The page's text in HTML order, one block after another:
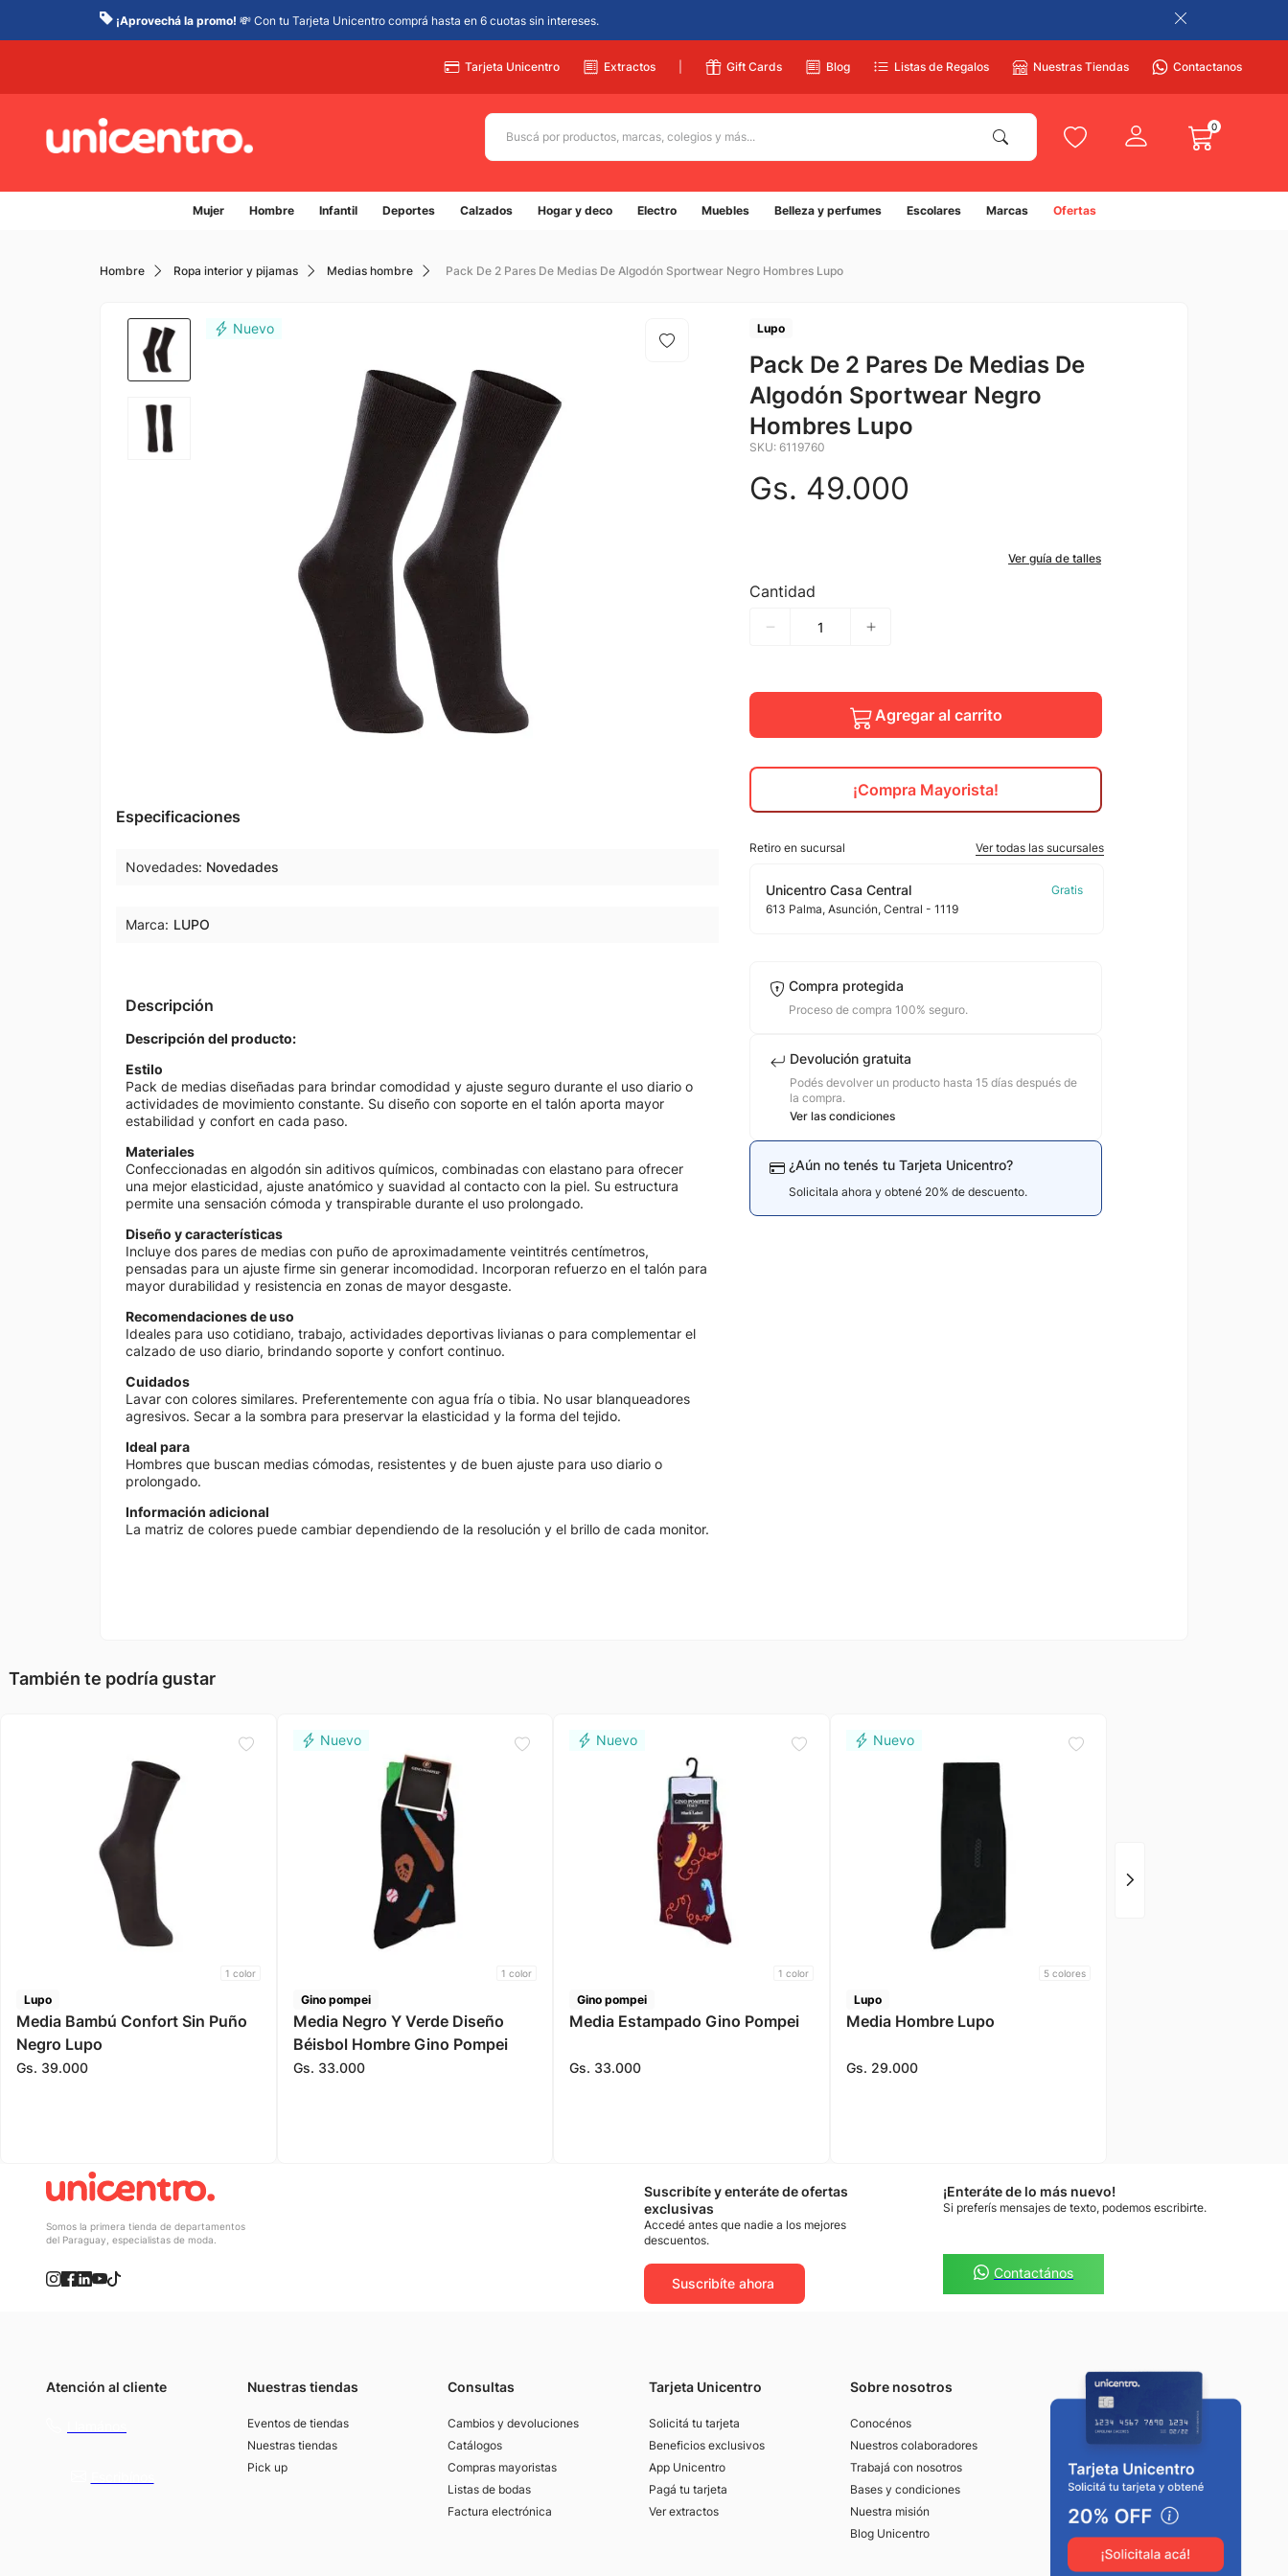
¡Aprovechá la promo! 💸 Con tu Tarjeta Unicentro comprá hasta en 6 cuotas sin intereses.
Tarjeta Unicentro Extractos Gift Cards Blog Listas de Regalos Nuestras Tiendas Contactanos
Buscá por productos, marcas, colegios y más... 0
Mujer Hombre Infantil Deportes Calzados Hogar y deco Electro Muebles Belleza y perfumes Escolares Marcas Ofertas
Hombre Ropa interior y pijamas Medias​ hombre Pack De 2 Pares De Medias De Algodón Sportwear Negro Hombres Lupo
Especificaciones
Novedades Novedades
Marca: LUPO
Descripción
Descripción del producto:
Estilo
Pack de medias diseñadas para brindar comodidad y ajuste seguro durante el uso diario o
actividades de movimiento constante. Su diseño con soporte en el talón aporta mayor
estabilidad y confort en cada paso.
Materiales
Confeccionadas en algodón sin aditivos químicos, combinadas con elastano para ofrecer
una mejor elasticidad, ajuste anatómico y suavidad al contacto con la piel. Su estructura
permite una sensación cómoda y transpirable durante el uso prolongado.
Diseño y características
Incluye dos pares de medias con puño de aproximadamente veintitrés centímetros,
pensadas para un ajuste firme sin generar incomodidad. Incorporan refuerzo en el talón para
mayor durabilidad y resistencia en zonas de mayor desgaste.
Recomendaciones de uso
Ideales para uso cotidiano, trabajo, actividades deportivas livianas o para complementar el
calzado de uso diario, brindando soporte y confort continuo.
Cuidados
Lavar con colores similares. Preferentemente con agua fría o tibia. No usar blanqueadores
agresivos. Secar a la sombra para preservar la elasticidad y la forma del tejido.
Ideal para
Hombres que buscan medias cómodas, resistentes y de buen ajuste para uso diario o
prolongado.
Información adicional
La matriz de colores puede cambiar dependiendo de la resolución y el brillo de cada monitor.
Lupo
Pack De 2 Pares De Medias De
Algodón Sportwear Negro
Hombres Lupo
SKU:6119760
Gs. 49.000
Ver guía de talles
Cantidad
Agregar al carrito
¡Compra Mayorista!
Retiro en sucursal Ver todas las sucursales
Unicentro Casa Central
613 Palma, Asunción, Central - 1119
Compra protegida
Proceso de compra 100% seguro.
Devolución gratuita
Podés devolver un producto hasta 15 días después de
la compra.
Ver las condiciones
¿Aún no tenés tu Tarjeta Unicentro?
Solicitala ahora y obtené 20% de descuento.
También te podría gustar
1 color
Lupo
Media Bambú Confort Sin Puño
Negro Lupo
Gs. 39.000
1 color
Gino pompei
Media Negro Y Verde Diseño
Béisbol Hombre Gino Pompei
Gs. 33.000
1 color
Gino pompei
Media Estampado Gino Pompei
Gs. 33.000
5colores
Lupo
Media Hombre Lupo
Gs. 29.000
Somos la primera tienda de departamentos
del Paraguay, especialistas de moda.
Suscribíte y enteráte de ofertas
exclusivas
Accedé antes que nadie a los mejores
descuentos.
Suscribíte ahora
¡Enteráte de lo más nuevo!
Si preferís mensajes de texto, podemos escribirte.
Contactános
Atención al cliente
Nuestras tiendas
Eventos de tiendas
Nuestras tiendas
Pick up
Consultas
Cambios y devoluciones
Catálogos
Compras mayoristas
Listas de bodas
Factura electrónica
Tarjeta Unicentro
Solicitá tu tarjeta
Beneficios exclusivos
App Unicentro
Pagá tu tarjeta
Ver extractos
Sobre nosotros
Conocénos
Nuestros colaboradores
Trabajá con nosotros
Bases y condiciones
Nuestra misión
Blog Unicentro
Términos más buscados